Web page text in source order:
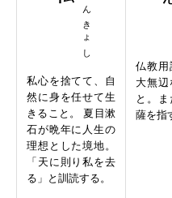
私心を捨てて、自
然に身を任せて生
きること。 夏目漱
石が晩年に人生の
理想とした境地。
「天に則り私を去
る」と訓読する。
仏教用
大無辺
と。
薩を指